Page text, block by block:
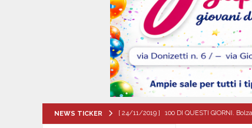
NEWS TICKER [ 24/11/2019 ] 100 DI QUESTI GIORNI.